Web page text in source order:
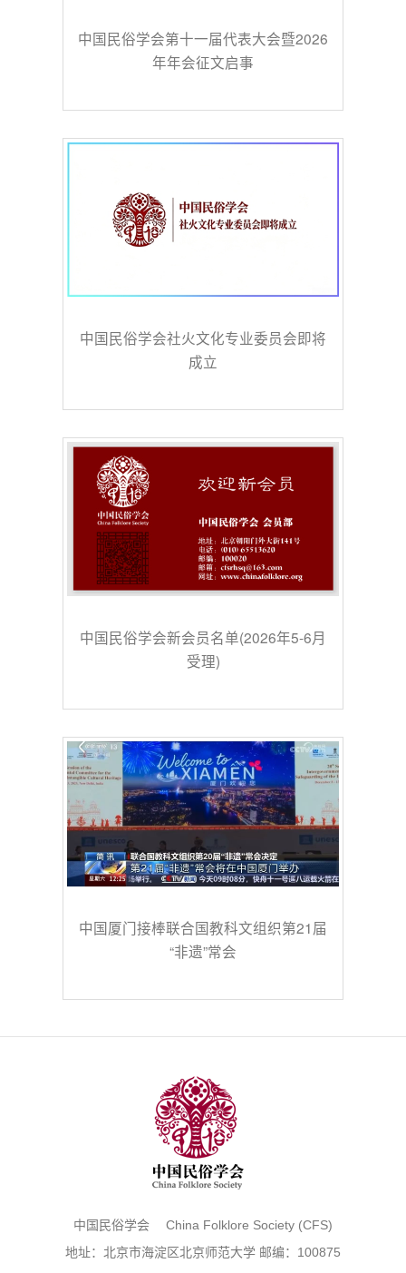
中国民俗学会第十一届代表大会暨2026
年年会征文启事
中国民俗学会社火文化专业委员会即将
成立
中国民俗学会新会员名单(2026年5-6月
受理)
中国厦门接棒联合国教科文组织第21届
“非遗”常会
中国民俗学会 China Folklore Society (CFS)
地址：北京市海淀区北京师范大学 邮编：100875